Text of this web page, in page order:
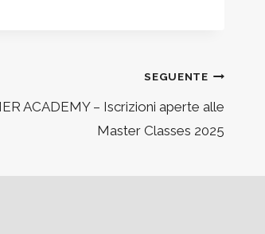
SEGUENTE
ACADEMY – Iscrizioni aperte alle
Master Classes 2025